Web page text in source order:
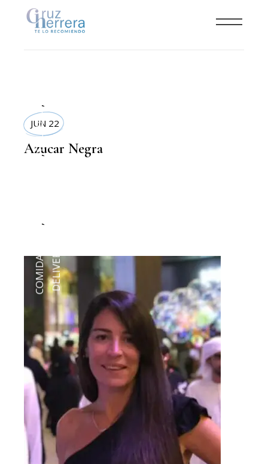
COMIDA SANA
,
,
DELI BOX
,
DELIVERYS
JUN 22
Azucar Negra